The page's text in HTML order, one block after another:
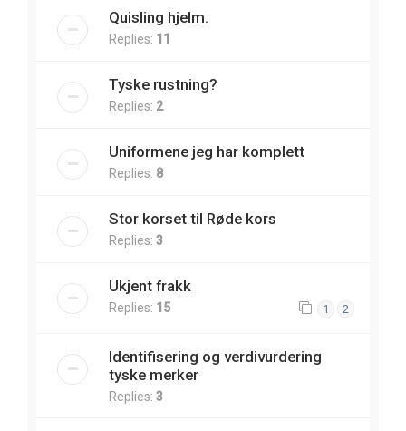
Quisling hjelm.
Replies: 11
Tyske rustning?
Replies: 2
Uniformene jeg har komplett
Replies: 8
Stor korset til Røde kors
Replies: 3
Ukjent frakk
Replies: 15 1 2
Identifisering og verdivurdering
tyske merker
Replies: 3